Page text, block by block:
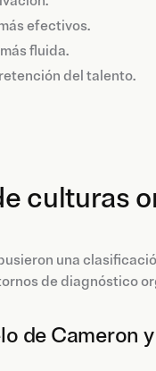
efectivos.
fluida.
del talento.
culturas
una
de diagnóstico
de Cameron